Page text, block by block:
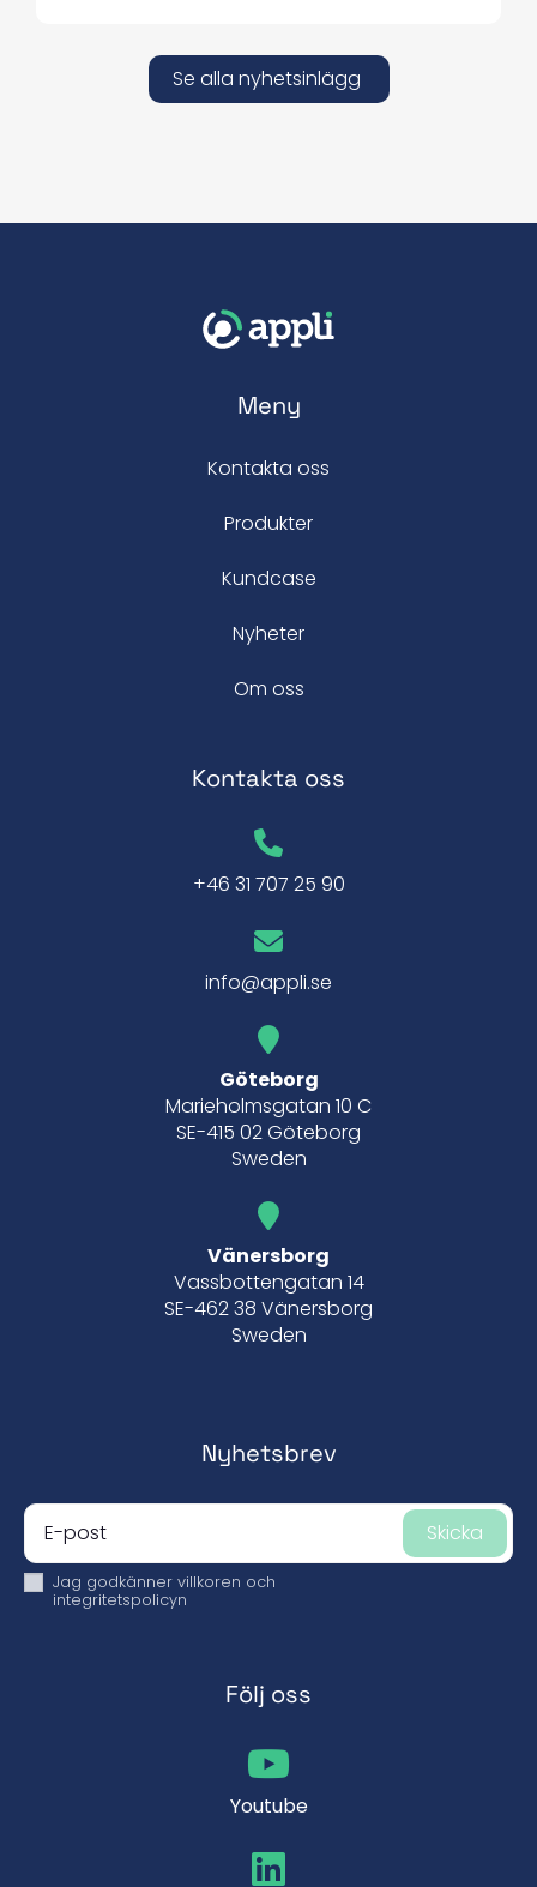
Se alla nyhetsinlägg
Meny
Kontakta oss
Produkter
Kundcase
Nyheter
Om oss
Kontakta oss
+46 31 707 25 90
info@appli.se
Göteborg
Marieholmsgatan 10 C
SE-415 02 Göteborg
Sweden
Vänersborg
Vassbottengatan 14
SE-462 38 Vänersborg
Sweden
Nyhetsbrev
Skicka
Jag godkänner villkoren och
integritetspolicyn
Följ oss
Youtube